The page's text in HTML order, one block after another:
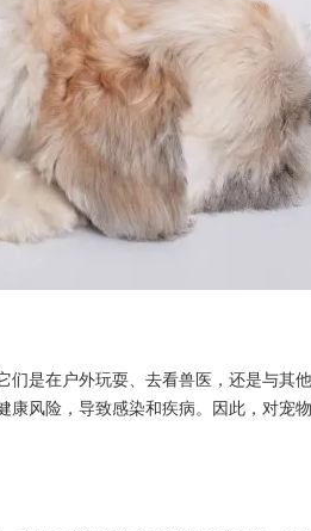
是在户外玩耍、去看兽医，还是与其
风险，导致感染和疾病。因此，对宠